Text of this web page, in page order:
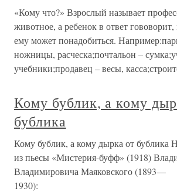
«Кому что?» Взрослый называет
животное, а ребенок в ответ
ему может понадобиться.
ножницы, расческа;почтальон –
учебники;продавец – весы,
Кому бублик, а кому
бублика
Кому бублик, а кому дырка от бублика
из пьесы «Мистерия-буфф» (1918)
Владимировича Маяковского (1893—
1930):